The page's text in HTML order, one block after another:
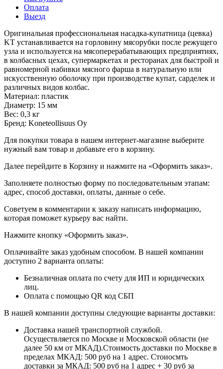
Оплата
Выезд
Оригинальная профессиональная насадка-купатница (цевка)
KT устанавливается на горловину мясорубки после режущего
узла и используется на мясоперерабатывающих предприятиях,
в колбасных цехах, супермаркетах и ресторанах для быстрой и
равномерной набивки мясного фарша в натуральную или
искусственную оболочку при производстве купат, сарделек и
различных видов колбас.
Материал: пластик
Диаметр: 15 мм
Вес: 0,3 кг
Бренд: Koneteollisuus Oy
Для покупки товара в нашем интернет-магазине выберите
нужный вам товар и добавьте его в корзину.
Далее перейдите в Корзину и нажмите на «Оформить заказ».
​​​​​​​Заполняете полностью форму по последовательным этапам:
адрес, способ доставки, оплаты, данные о себе.
​​​​​​​Советуем в комментарии к заказу написать информацию,
которая поможет курьеру вас найти.
​​​​​​​Нажмите кнопку «Оформить заказ».
Оплачивайте заказ удобным способом. В нашей компании
доступно 2 варианта оплаты:
Безналичная оплата по счету для ИП и юридических
лиц.
Оплата с помощью QR код СБП
В нашей компании доступны следующие варианты доставки:
Доставка нашей транспортной службой.
Осуществляется по Москве и Московской области (не
далее 50 км от МКАД).Стоимость доставки по Москве в
пределах МКАД: 500 руб на 1 адрес. Стоиосмть
доставки за МКАД: 500 руб на 1 адрес + 30 руб за